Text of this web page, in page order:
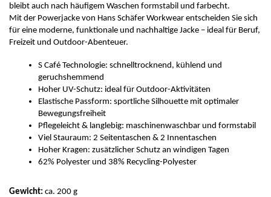
bleibt auch nach häufigem Waschen formstabil und farbecht.
Mit der Powerjacke von Hans Schäfer Workwear entscheiden Sie sich
für eine moderne, funktionale und nachhaltige Jacke – ideal für Beruf,
Freizeit und Outdoor-Abenteuer.
S Café Technologie: schnelltrocknend, kühlend und
geruchshemmend
Hoher UV-Schutz: ideal für Outdoor-Aktivitäten
Elastische Passform: sportliche Silhouette mit optimaler
Bewegungsfreiheit
Pflegeleicht & langlebig: maschinenwaschbar und formstabil
Viel Stauraum: 2 Seitentaschen & 2 Innentaschen
Hoher Kragen: zusätzlicher Schutz an windigen Tagen
62% Polyester und 38% Recycling-Polyester
Gewicht: ca. 200 g